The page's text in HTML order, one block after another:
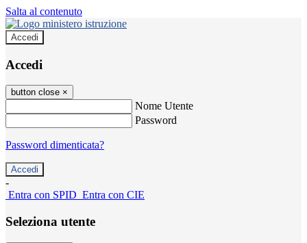
Salta al contenuto
Accedi
Accedi
button close ×
Nome Utente
Password
Password dimenticata?
-
Entra con SPID Entra con CIE
Seleziona utente